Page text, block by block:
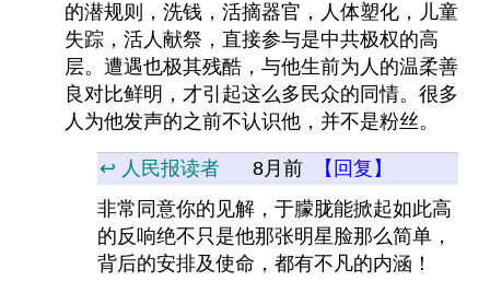
的潜规则，洗钱，活摘器官，人体塑化，儿童
失踪，活人献祭，直接参与是中共极权的高
层。遭遇也极其残酷，与他生前为人的温柔善
良对比鲜明，才引起这么多民众的同情。很多
人为他发声的之前不认识他，并不是粉丝。
↩️ 人民报读者 8月前
【回复】
非常同意你的见解，于朦胧能掀起如此高
的反响绝不只是他那张明星脸那么简单，
背后的安排及使命，都有不凡的内涵！